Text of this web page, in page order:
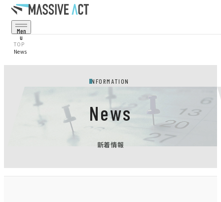
Men
U
Cl
Os
Service
Projects
Corporate会社情報
TOP
News
INFORMATION
News
新着情報